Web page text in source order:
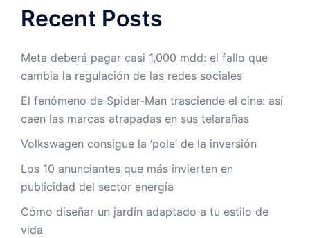
Recent Posts
Meta deberá pagar casi 1,000 mdd: el fallo que
cambia la regulación de las redes sociales
El fenómeno de Spider-Man trasciende el cine: así
caen las marcas atrapadas en sus telarañas
Volkswagen consigue la ‘pole’ de la inversión
Los 10 anunciantes que más invierten en
publicidad del sector energía
Cómo diseñar un jardín adaptado a tu estilo de
vida